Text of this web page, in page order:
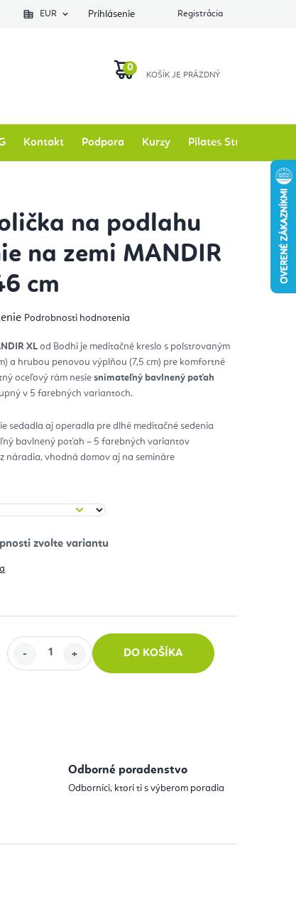
EUR Prihlásenie Registrácia
KOŠÍK
Kontakt Podpora Kurzy Pilates Studio
na podlahu
na zemi MANDIR
cm
Podrobnosti hodnotenia
XL od Bodhi je meditačné kreslo s polstrovaným
a hrubou penovou výplňou (7,5 cm) pre komfortné
oceľový rám nesiesnímateľný bavlnený poťah
v 5 farebných variantoch.
sedadla aj operadla pre dlhé meditačné sedenia
bavlnený poťah – 5 farebných variantov
náradia, vhodná domov aj na semináre
DO KOŠÍKA
Odborné poradenstvo
Odborníci, ktorí ti s výberom poradia